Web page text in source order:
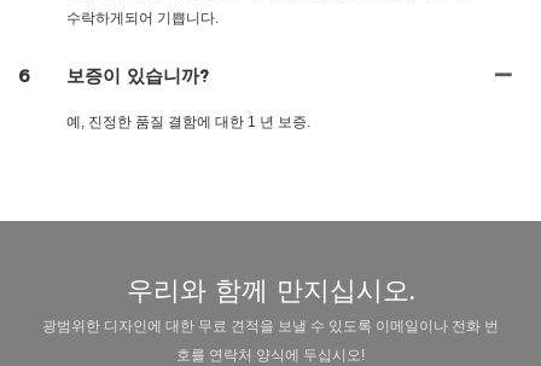
수락하게되어 기쁩니다.
6 보증이 있습니까?
예, 진정한 품질 결함에 대한 1 년 보증.
우리와 함께 만지십시오.
광범위한 디자인에 대한 무료 견적을 보낼 수 있도록 이메일이나 전화 번
호를 연락처 양식에 두십시오!